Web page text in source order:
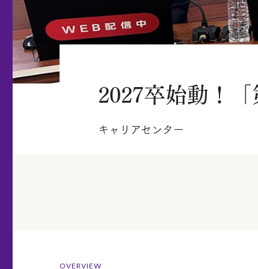
2027卒始動！
キャリアセンター
OVERVIEW